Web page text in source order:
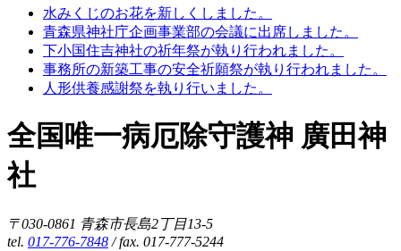
水みくじのお花を新しくしました。
青森県神社庁企画事業部の会議に出席しました。
下小国住吉神社の祈年祭が執り行われました。
事務所の新築工事の安全祈願祭が執り行われました。
人形供養感謝祭を執り行いました。
全国唯一病厄除守護神 廣田神
社
〒030-0861 青森市長島2丁目13-5
tel. 017-776-7848 / fax. 017-777-5244